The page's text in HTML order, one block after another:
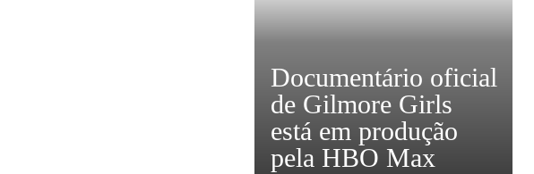
Documentário oficial
de Gilmore Girls
está em produção
pela HBO Max